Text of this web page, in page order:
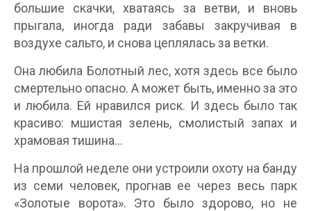
большие скачки, хватаясь за ветви, и вновь
прыгала, иногда ради забавы закручивая в
воздухе сальто, и снова цеплялась за ветки.
Она любила Болотный лес, хотя здесь все было
смертельно опасно. А может быть, именно за это
и любила. Ей нравился риск. И здесь было так
красиво: мшистая зелень, смолистый запах и
храмовая тишина…
На прошлой неделе они устроили охоту на банду
из семи человек, прогнав ее через весь парк
«Золотые ворота». Это было здорово, но не